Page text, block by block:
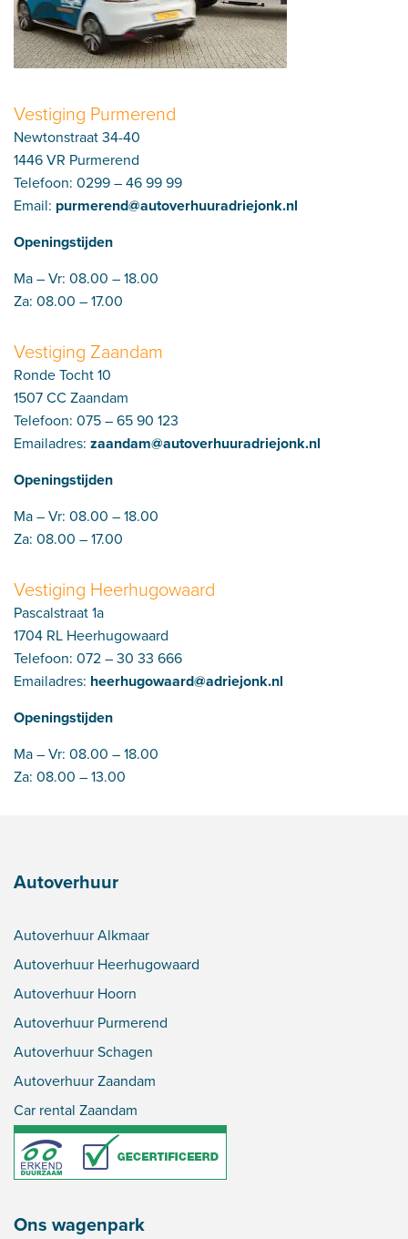
Vestiging Purmerend
Newtonstraat 34-40
1446 VR Purmerend
Telefoon: 0299 – 46 99 99
Email: purmerend@autoverhuuradriejonk.nl
Openingstijden
Ma – Vr: 08.00 – 18.00
Za: 08.00 – 17.00
Vestiging Zaandam
Ronde Tocht 10
1507 CC Zaandam
Telefoon: 075 – 65 90 123
Emailadres: zaandam@autoverhuuradriejonk.nl
Openingstijden
Ma – Vr: 08.00 – 18.00
Za: 08.00 – 17.00
Vestiging Heerhugowaard
Pascalstraat 1a
1704 RL Heerhugowaard
Telefoon: 072 – 30 33 666
Emailadres: heerhugowaard@adriejonk.nl
Openingstijden
Ma – Vr: 08.00 – 18.00
Za: 08.00 – 13.00
Autoverhuur
Autoverhuur Alkmaar
Autoverhuur Heerhugowaard
Autoverhuur Hoorn
Autoverhuur Purmerend
Autoverhuur Schagen
Autoverhuur Zaandam
Car rental Zaandam
Ons wagenpark